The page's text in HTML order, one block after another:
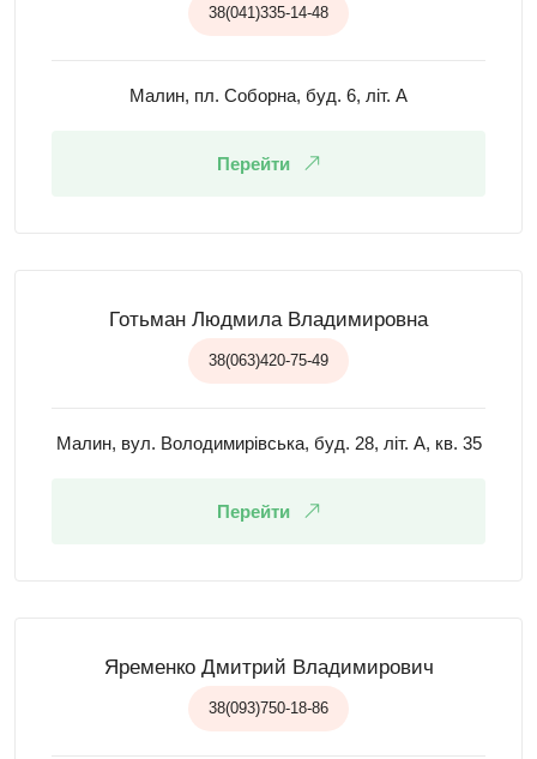
38(041)335-14-48
Малин, пл. Соборна, буд. 6, літ. А
Перейти
Готьман Людмила Владимировна
38(063)420-75-49
Малин, вул. Володимирівська, буд. 28, літ. А, кв. 35
Перейти
Яременко Дмитрий Владимирович
38(093)750-18-86